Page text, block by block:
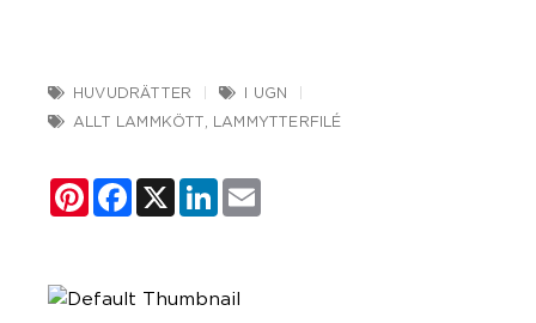
HUVUDRÄTTER
I UGN
ALLT LAMMKÖTT
LAMMYTTERFILÉ
PinterestFacebook
X LinkedIn